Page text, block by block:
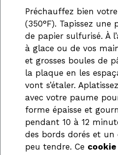
Préchauffez bien
(350°F). Tapissez une
de papier sulfurisé. À
à glace ou de vos
et grosses boules de
la plaque en les
vont s’étaler.
avec votre paume
forme épaisse et
pendant 10 à 12
des bords dorés et un
peu tendre. Ce